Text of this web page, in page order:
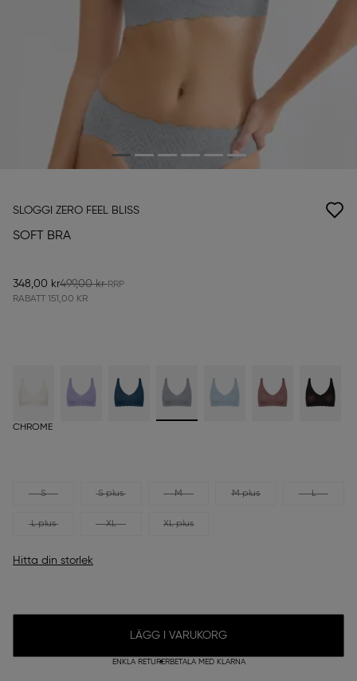
SLOGGI ZERO FEEL BLISS
SOFT BRA
348,00 kr499,00 kr
RABATT 151,00 KR
CHROME
S S plus M M plus L
L plus XL XL plus
Hitta din storlek
LÄGG I VARUKORG
ENKLA RETURERBETALA MED KLARNA